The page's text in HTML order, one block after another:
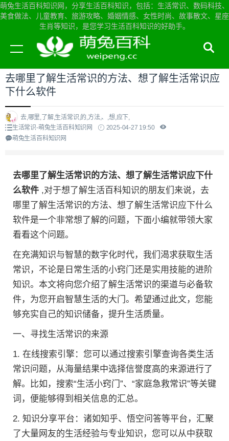
萌兔生活百科知识网，分享生活百科知识，包括：生活常识、数码科技、
美食做法、儿童教育、旅游攻略、婚姻情感、女性时尚、故事散文、星座
生肖等知识，是您学习生活百科知识的好助手。
当前位置： 萌兔生活百科知识网首页>生活常识
去哪里了解生活常识的方法、想了解生活常识应
下什么软件
去,哪里,了解,生活常识,的,方法,、,想,应下,
生活常识-萌兔生活百科知识网
2025-04-27 19:50
萌兔生活百科知识网
去哪里了解生活常识的方法、想了解生活常识应下什
么软件 ,对于想了解生活百科知识的朋友们来说，去
哪里了解生活常识的方法、想了解生活常识应下什么
软件是一个非常想了解的问题，下面小编就带领大家
看看这个问题。
在充满知识与智慧的数字化时代，我们渴求获取生活
常识，不论是日常生活的小窍门还是实用技能的进阶
知识。本文将向您介绍了解生活常识的渠道与必备软
件，为您开启智慧生活的大门。希望通过此文，您能
够充实自己的知识储备，提升生活质量。
一、寻找生活常识的来源
1. 在线搜索引擎：您可以通过搜索引擎查询各类生活
常识问题，从海量结果中选择信誉度高的来源进行了
解。比如，搜索“生活小窍门”、“家庭急救常识”等关键
词，便能够得到相关信息的汇总。
2. 知识分享平台：诸如知乎、悟空问答等平台，汇聚
了大量网友的生活经验与专业知识，您可以从中获取